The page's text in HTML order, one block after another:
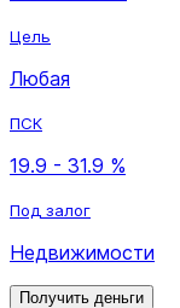
Цель
Любая
ПСК
19.9 - 31.9 %
Под залог
Недвижимости
Получить деньги